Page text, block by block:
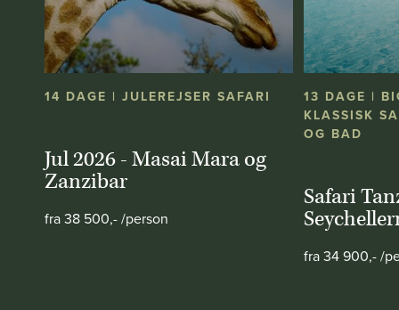
14 DAGE | JULEREJSER SAFARI
Jul 2026 - Masai Mara og
Zanzibar
fra 38 500,- /person
13 DAGE |
KLASSISK
OG BAD
Safari
fra 34 900,- /